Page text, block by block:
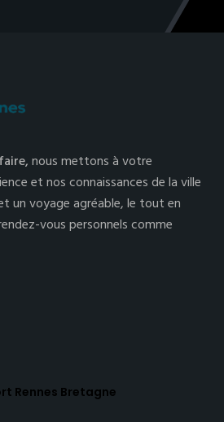
nous mettons à votre
et nos connaissances de la ville
un voyage agréable, le tout en
vous personnels comme
Rennes Bretagne